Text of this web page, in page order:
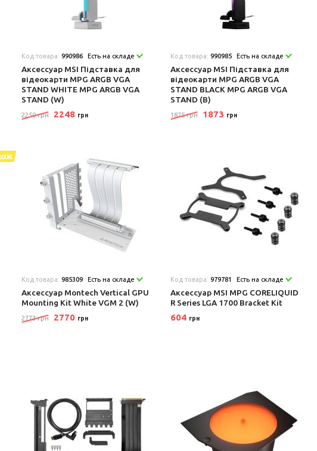
Код товара:990986 Есть на складе
Аксеcсуар MSI Підставка для
відеокарти MPG ARGB VGA
STAND WHITE MPG ARGB VGA
STAND (W)
2250 грн 2248 грн
Код товара:990985 Есть на складе
Аксеcсуар MSI Підставка для
відеокарти MPG ARGB VGA
STAND BLACK MPG ARGB VGA
STAND (B)
1875 грн 1873 грн
Код товара:985309 Есть на складе
Аксеcсуар Montech Vertical GPU
Mounting Kit White VGM 2 (W)
2773 грн 2770 грн
Код товара:979781 Есть на складе
Аксеcсуар MSI MPG CORELIQUID
R Series LGA 1700 Bracket Kit
604 грн